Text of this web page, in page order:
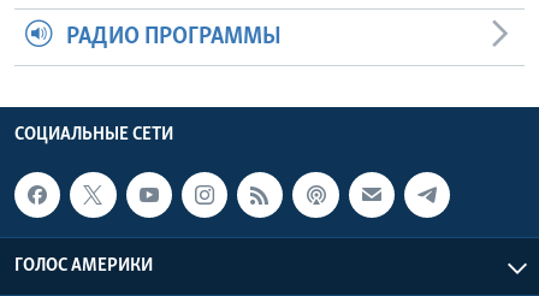
РАДИО ПРОГРАММЫ
СОЦИАЛЬНЫЕ СЕТИ
ГОЛОС АМЕРИКИ